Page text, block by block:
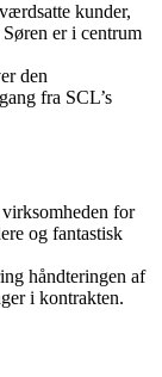
kunder,
er i centrum
den
fra SCL’s
for
og fantastisk
håndteringen af
i kontrakten.